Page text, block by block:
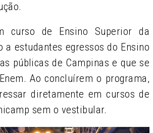
curso de Ensino Superior da
a estudantes egressos do Ensino
públicas de Campinas e que se
Ao concluírem o programa,
diretamente em cursos de
sem o vestibular.